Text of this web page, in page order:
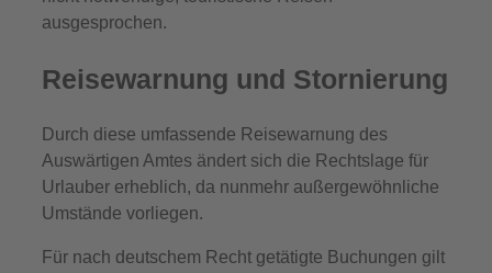
ausgesprochen.
Reisewarnung und Stornierung
Durch diese umfassende Reisewarnung des
Auswärtigen Amtes ändert sich die Rechtslage für
Urlauber erheblich, da nunmehr außergewöhnliche
Umstände vorliegen.
Für nach deutschem Recht getätigte Buchungen gilt